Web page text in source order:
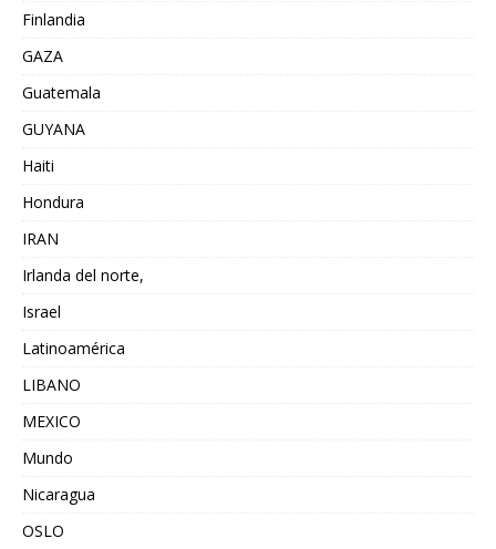
Finlandia
GAZA
Guatemala
GUYANA
Haiti
Hondura
IRAN
Irlanda del norte,
Israel
Latinoamérica
LIBANO
MEXICO
Mundo
Nicaragua
OSLO